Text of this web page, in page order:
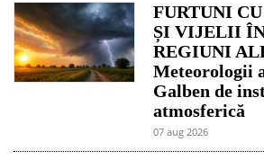
FURTUNI
ȘI VIJELII
REGIUNI
Meteorologii
Galben de
atmosferică
07 aug 2026